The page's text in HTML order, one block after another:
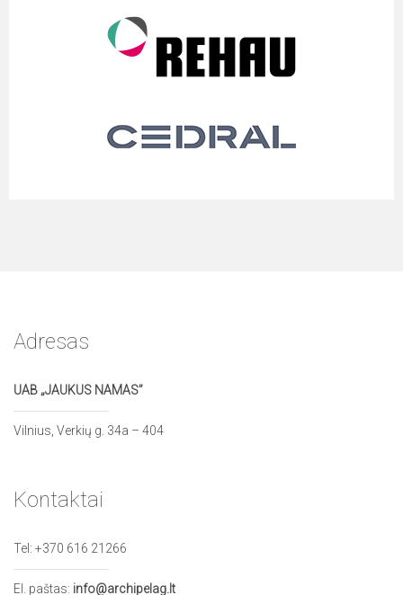
Adresas
UAB „JAUKUS NAMAS”
Vilnius, Verkių g. 34a – 404
Kontaktai
Tel: +370 616 21266
El. paštas: info@archipelag.lt